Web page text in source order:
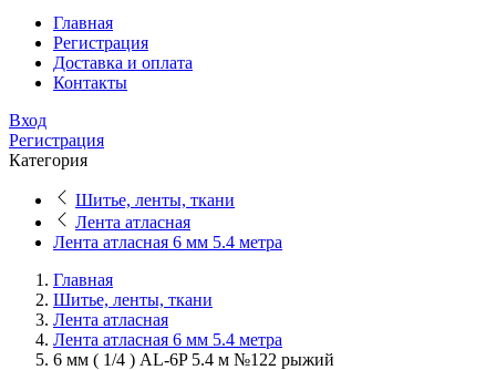
Главная
Регистрация
Доставка и оплата
Контакты
Вход
Регистрация
Категория
Шитье, ленты, ткани
Лента атласная
Лента атласная 6 мм 5.4 метра
Главная
Шитье, ленты, ткани
Лента атласная
Лента атласная 6 мм 5.4 метра
6 мм ( 1/4 ) AL-6P 5.4 м №122 рыжий